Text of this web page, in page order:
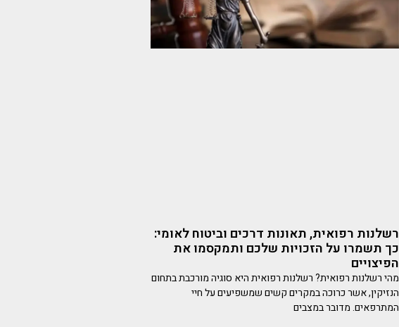
רשלנות רפואית, תאונות דרכים וביטוח לאומי:
כך תשמרו על הזכויות שלכם ותמקסמו את
הפיצויים
מהי רשלנות רפואית? רשלנות רפואית היא סוגיה מורכבת בתחום
הנזיקין, אשר כרוכה במקרים קשים שמשפיעים על חיי
המתרפאים. מדובר במצבים